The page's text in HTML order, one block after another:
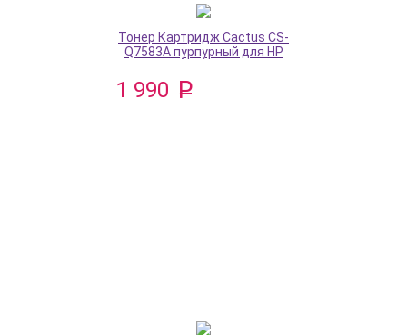
Тонер Картридж Cactus CS-
Q7583A пурпурный для HP
1 990